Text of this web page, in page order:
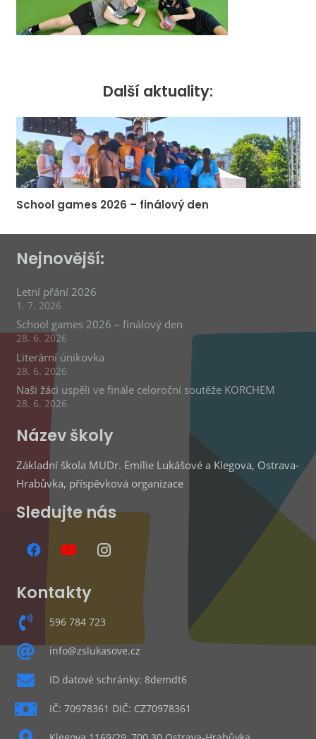
Další aktuality:
School games 2026 – finálový den
Nejnovější:
Letní přání 2026
1. 7. 2026
School games 2026 – finálový den
28. 6. 2026
Literární únikovka
28. 6. 2026
Naši žáci uspěli ve finále celoroční soutěže KORCHEM
28. 6. 2026
Název školy
Základní škola MUDr. Emílie Lukášové a Klegova, Ostrava-
Hrabůvka, příspěvková organizace
Sledujte nás
Kontakty
596 784 723
info@zslukasove.cz
ID datové schránky: 8demdt6
IČ: 70978361 DIČ: CZ70978361